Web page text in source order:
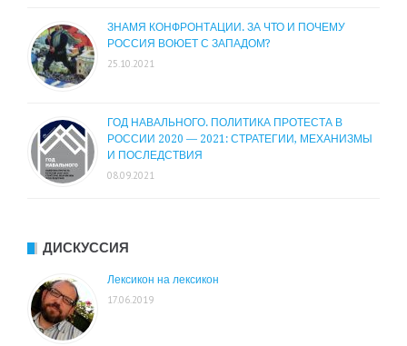
ЗНАМЯ КОНФРОНТАЦИИ. ЗА ЧТО И ПОЧЕМУ
РОССИЯ ВОЮЕТ С ЗАПАДОМ?
25.10.2021
ГОД НАВАЛЬНОГО. ПОЛИТИКА ПРОТЕСТА В
РОССИИ 2020 — 2021: СТРАТЕГИИ, МЕХАНИЗМЫ
И ПОСЛЕДСТВИЯ
08.09.2021
ДИСКУССИЯ
Лексикон на лексикон
17.06.2019